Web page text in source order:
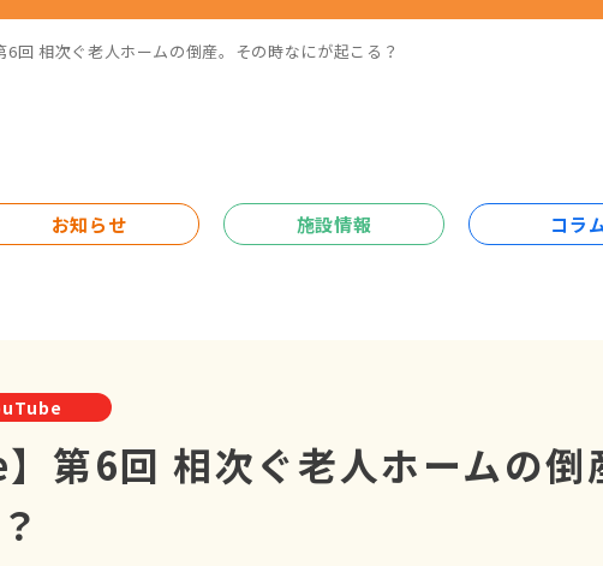
6回 相次ぐ老人ホームの倒産。その時なにが起こる？
お知らせ 施設情報 コラ
第6回 相次ぐ老人ホームの倒